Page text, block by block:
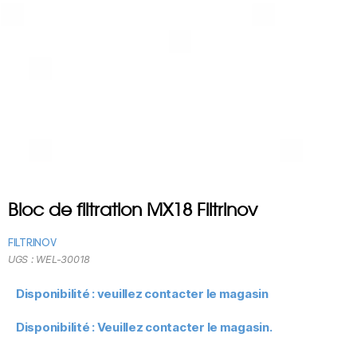
Bloc de filtration MX18 Filtrinov
FILTRINOV
Disponibilité : veuillez contacter le magasin
Disponibilité : Veuillez contacter le magasin.
UGS : WEL-30018